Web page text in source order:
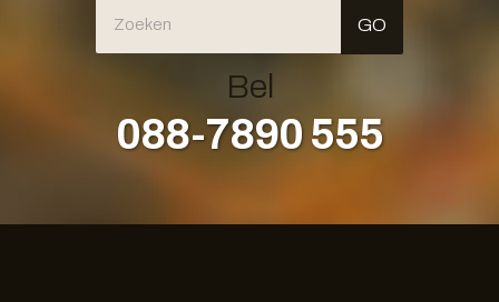
Bel
088-7890 555